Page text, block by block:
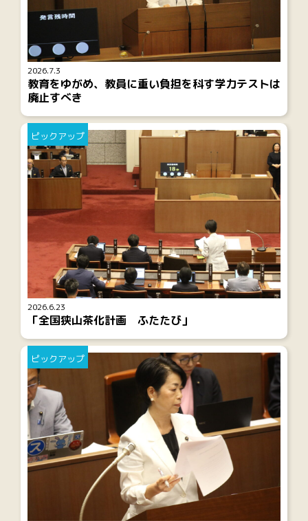
2026.7.3
教育をゆがめ、教員に重い負担を科す学力テストは
廃止すべき
2026.6.23
ピックアップ
「全国狭山茶化計画 ふたたび」
ピックアップ